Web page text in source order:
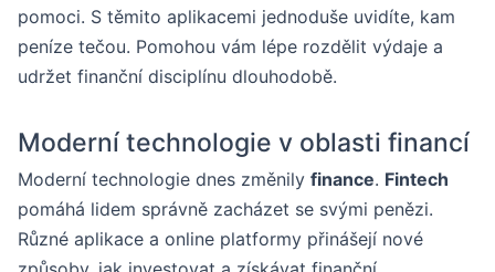
pomoci. S těmito aplikacemi jednoduše uvidíte, kam
peníze tečou. Pomohou vám lépe rozdělit výdaje a
udržet finanční disciplínu dlouhodobě.
Moderní technologie v oblasti financí
Moderní technologie dnes změnily finance. Fintech
pomáhá lidem správně zacházet se svými penězi.
Různé aplikace a online platformy přinášejí nové